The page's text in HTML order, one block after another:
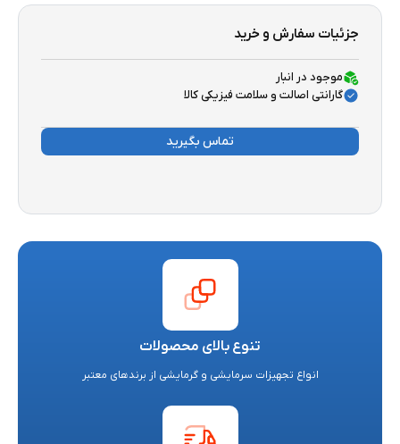
جزئیات سفارش و خرید
موجود در انبار
گارانتی اصالت و سلامت فیزیکی کالا
تماس بگیرید
تنوع بالای محصولات
انواع تجهیزات سرمایشی و گرمایشی از برندهای معتبر